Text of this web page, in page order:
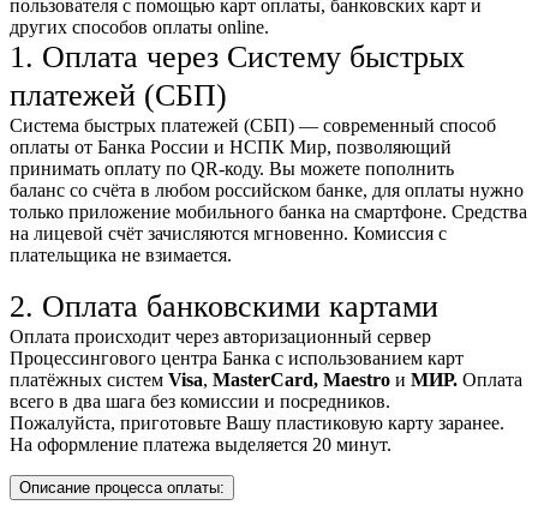
пользователя с помощью карт оплаты, банковских карт и
других способов оплаты online.
1. Оплата через Систему быстрых
платежей (СБП)
Система быстрых платежей (СБП) — современный способ
оплаты от Банка России и НСПК Мир, позволяющий
принимать оплату по QR-коду. Вы можете пополнить
баланс со счёта в любом российском банке, для оплаты нужно
только приложение мобильного банка на смартфоне. Средства
на лицевой счёт зачисляются мгновенно. Комиссия с
плательщика не взимается.
2. Оплата банковскими картами
Оплата происходит через авторизационный сервер
Процессингового центра Банка с использованием карт
платёжных систем Visa, MasterCard, Maestro и МИР. Оплата
всего в два шага без комиссии и посредников.
Пожалуйста, приготовьте Вашу пластиковую карту заранее.
На оформление платежа выделяется 20 минут.
Описание процесса оплаты: